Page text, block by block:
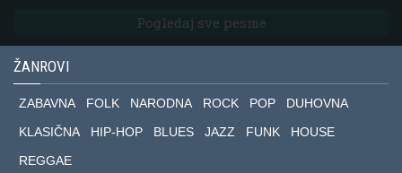
Pogledaj sve pesme
ŽANROVI
ZABAVNA FOLK NARODNA ROCK POP
DUHOVNA
KLASIČNA
HIP-HOP BLUES JAZZ FUNK
HOUSE
REGGAE